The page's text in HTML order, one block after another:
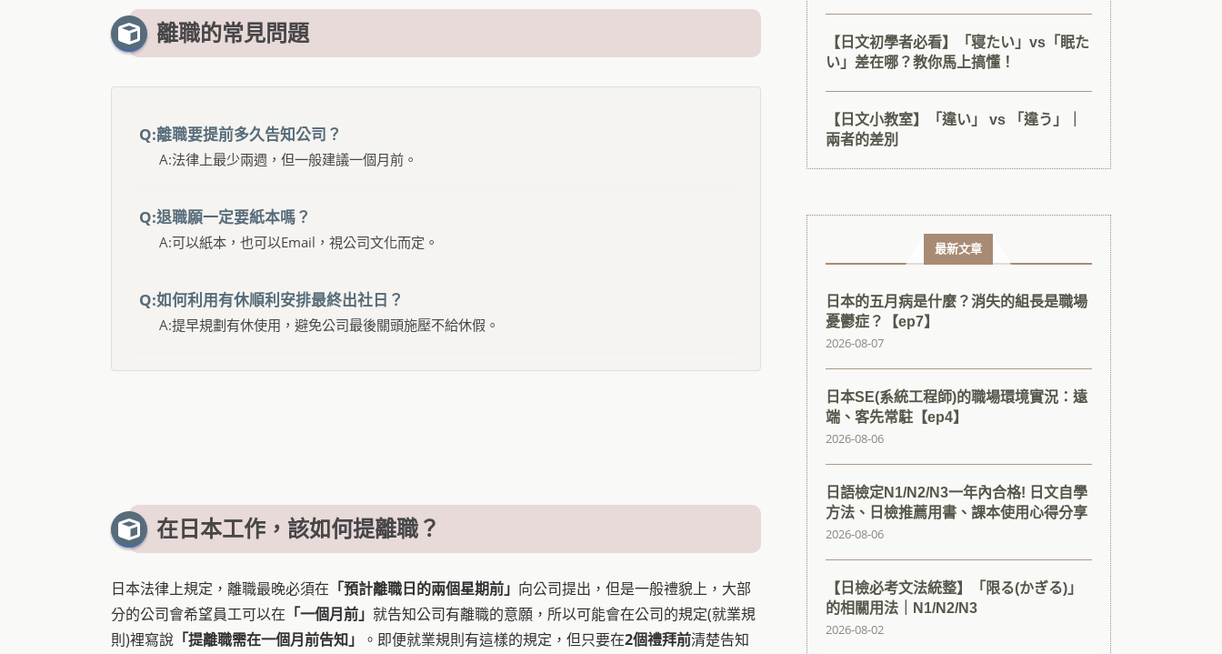
離職的常見問題
Q:離職要提前多久告知公司？
A:法律上最少兩週，但一般建議一個月前。
Q:退職願一定要紙本嗎？
A:可以紙本，也可以Email，視公司文化而定。
Q:如何利用有休順利安排最終出社日？
A:提早規劃有休使用，避免公司最後關頭施壓不給休假。
在日本工作，該如何提離職？
日本法律上規定，離職最晚必須在 「預計離職日的兩個星期前」 向公司提出，但是一般禮貌上，大部
分的公司會希望員工可以在 「一個月前」 就告知公司有離職的意願，所以可能會在公司的規定(就業規
則)裡寫說 「提離職需在一個月前告知」 。即便就業規則有這樣的規定，但只要在2個禮拜前清楚告知
【日文初學者必看】「寝たい」vs「眠た
い」差在哪？教你馬上搞懂！
【日文小教室】「違い」 vs 「違う」｜
兩者的差別
最新文章
日本的五月病是什麼？消失的組長是職場
憂鬱症？【ep7】
2026-08-07
日本SE(系統工程師)的職場環境實況：遠
端、客先常駐【ep4】
2026-08-06
日語檢定N1/N2/N3一年內合格! 日文自學
方法、日檢推薦用書、課本使用心得分享
2026-08-06
【日檢必考文法統整】「限る(かぎる)」
的相關用法｜N1/N2/N3
2026-08-02